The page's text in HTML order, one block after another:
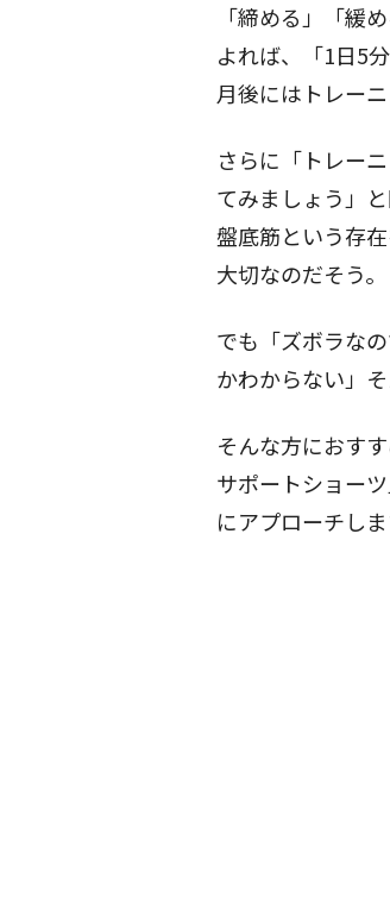
「締める」「緩
よれば、「1日5
月後にはトレー
さらに「トレー
てみましょう」
盤底筋という存
大切なのだそう。
でも「ズボラな
かわからない」
そんな方におす
サポートショーツ
にアプローチしま